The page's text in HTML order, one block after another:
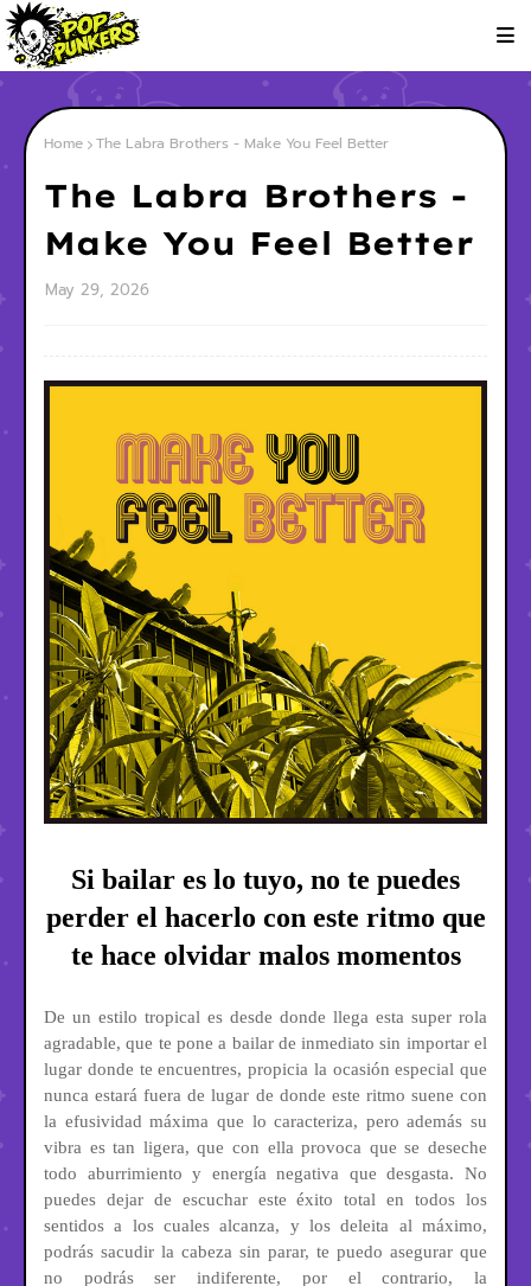
Home The Labra Brothers - Make You Feel Better
The Labra Brothers -
Make You Feel Better
May 29, 2026
Si bailar es lo tuyo, no te puedes
perder el hacerlo con este ritmo que
te hace olvidar malos momentos
De un estilo tropical es desde donde llega esta super rola
agradable, que te pone a bailar de inmediato sin importar el
lugar donde te encuentres, propicia la ocasión especial que
nunca estará fuera de lugar de donde este ritmo suene con
la efusividad máxima que lo caracteriza, pero además su
vibra es tan ligera, que con ella provoca que se deseche
todo aburrimiento y energía negativa que desgasta. No
puedes dejar de escuchar este éxito total en todos los
sentidos a los cuales alcanza, y los deleita al máximo,
podrás sacudir la cabeza sin parar, te puedo asegurar que
no podrás ser indiferente, por el contrario, la